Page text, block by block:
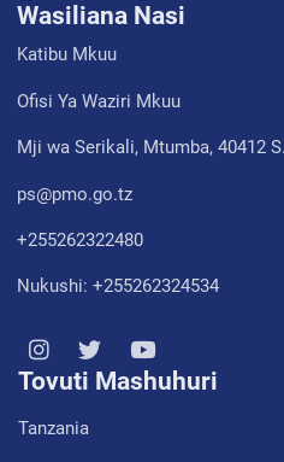
Wasiliana Nasi
Katibu Mkuu
Ofisi Ya Waziri Mkuu
Mji wa Serikali, Mtumba, 40412
ps@pmo.go.tz
+255262322480
Nukushi: +255262324534
Tovuti Mashuhuri
Tanzania